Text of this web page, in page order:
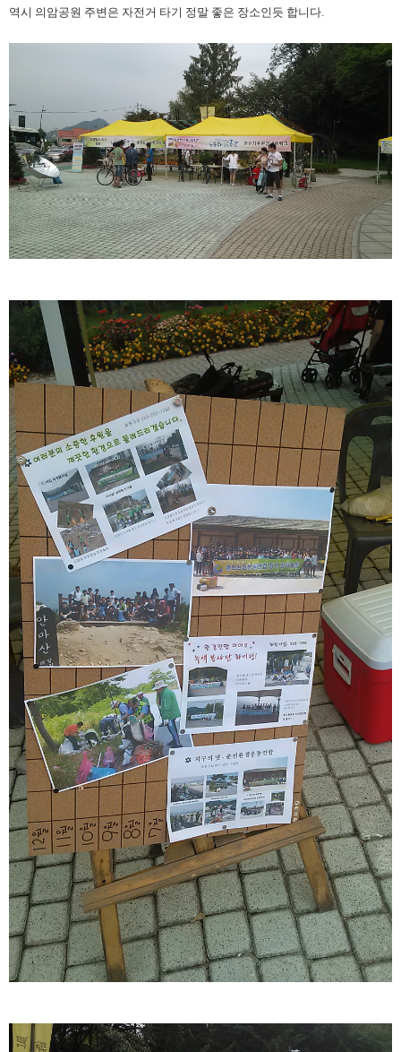
역시 의암공원 주변은 자전거 타기 정말 좋은 장소인듯 합니다.